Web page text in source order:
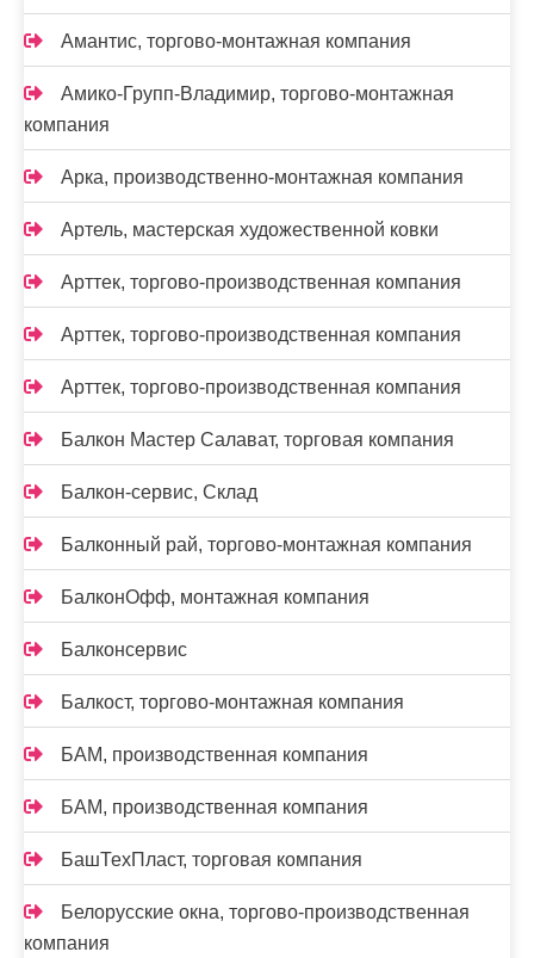
Амантис, торгово-монтажная компания
Амико-Групп-Владимир, торгово-монтажная
компания
Арка, производственно-монтажная компания
Артель, мастерская художественной ковки
Арттек, торгово-производственная компания
Арттек, торгово-производственная компания
Арттек, торгово-производственная компания
Балкон Мастер Салават, торговая компания
Балкон-сервис, Склад
Балконный рай, торгово-монтажная компания
БалконОфф, монтажная компания
Балконсервис
Балкост, торгово-монтажная компания
БАМ, производственная компания
БАМ, производственная компания
БашТехПласт, торговая компания
Белорусские окна, торгово-производственная
компания